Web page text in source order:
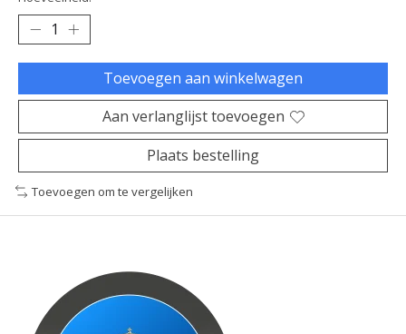
Toevoegen aan winkelwagen
Aan verlanglijst toevoegen
Plaats bestelling
Toevoegen om te vergelijken